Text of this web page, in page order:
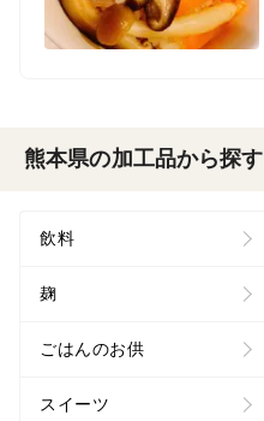
熊本県の加工品から探す
飲料
麹
ごはんのお供
スイーツ